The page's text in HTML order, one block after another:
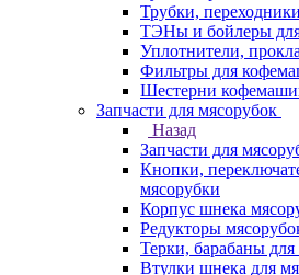
Трубки,
ТЭНы и бойлеры
Уплотнители,
Фильтры для
Шестерни
Запчасти для мясорубок
Назад
Запчасти для
Кнопки,
мясорубки
Корпус шнека
Редукторы
Терки, барабаны для
Втулки шнека для